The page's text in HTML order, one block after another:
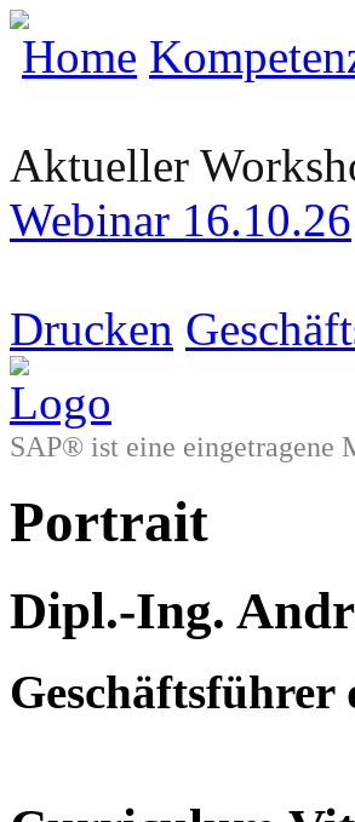
Home
Aktueller
Webinar 16.10.26
Drucken
SAP® ist eine eingetragene
Portrait
Dipl.-Ing.
Geschäftsführer